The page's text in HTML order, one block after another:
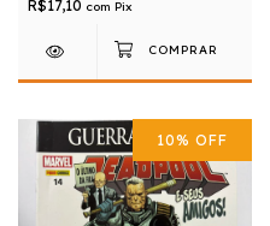
R$17,10 com Pix
10% OFF